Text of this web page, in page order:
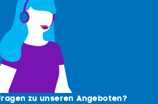
zu unseren Angeboten?